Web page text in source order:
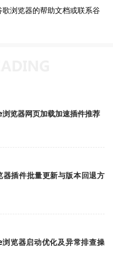
浏览器的帮助文档或联系谷
览器网页加载加速插件推荐
器插件批量更新与版本回退方
览器启动优化及异常排查操